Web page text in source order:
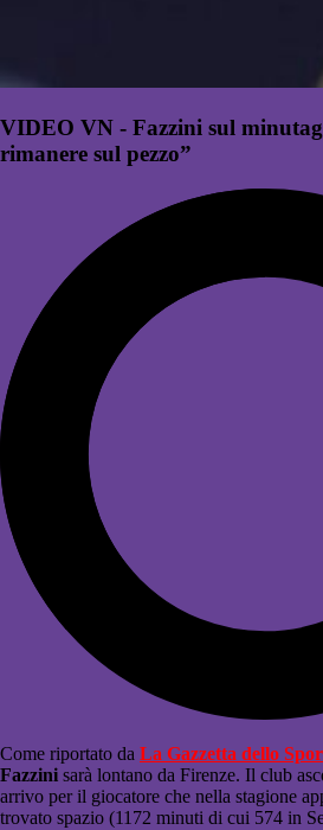
VIDEO VN - Fazzini sul
rimanere sul pezzo”
Come riportato da La Gazzetta dello
Fazzini sarà lontano da Firenze. Il club
arrivo per il giocatore che nella stagione
trovato spazio (1172 minuti di cui 574 in